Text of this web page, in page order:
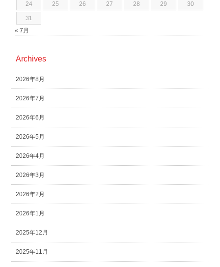
24 25 26 27 28 29 30
31
« 7月
Archives
2026年8月
2026年7月
2026年6月
2026年5月
2026年4月
2026年3月
2026年2月
2026年1月
2025年12月
2025年11月